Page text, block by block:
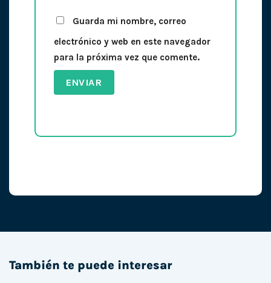
Guarda mi nombre, correo
electrónico y web en este navegador
para la próxima vez que comente.
También te puede interesar